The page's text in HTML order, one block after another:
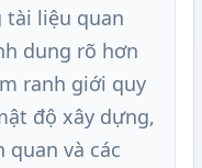
liệu quan
dung rõ hơn
ranh giới quy
độ xây dựng,
và các